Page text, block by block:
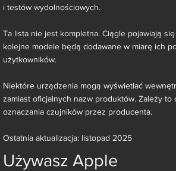
i testów wydolnościowych.
Ta lista nie jest kompletna. Ciągle pojawiają
kolejne modele będą dodawane w miarę ich
użytkowników.
Niektóre urządzenia mogą wyświetlać
zamiast oficjalnych nazw produktów. Zależy to
oznaczania czujników przez producenta.
Ostatnia aktualizacja: listopad 2025
Używasz Apple